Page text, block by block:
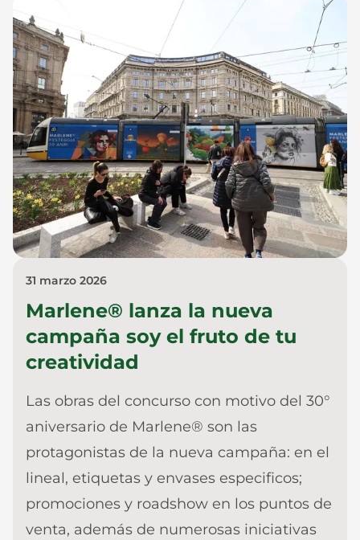
31 marzo 2026
Marlene® lanza la nueva
campaña soy el fruto de tu
creatividad
Las obras del concurso con motivo del 30°
aniversario de Marlene® son las
protagonistas de la nueva campaña: en el
lineal, etiquetas y envases especificos;
promociones y roadshow en los puntos de
venta, además de numerosas iniciativas